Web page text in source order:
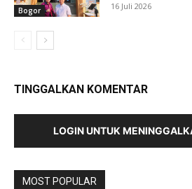
Bogor 16 Juli 2026
TINGGALKAN KOMENTAR
LOGIN UNTUK
MOST POPULAR